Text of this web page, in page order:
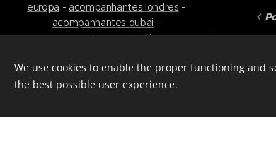
europa - acompanhantes londres -
acompanhantes dubai -
acompanhantes turquia-
Webnode
We use cookies to enable the proper functioning and
the best possible user experience.